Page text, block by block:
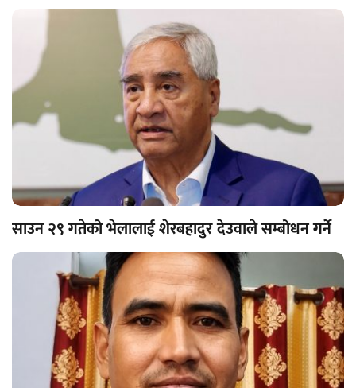
साउन २९ गतेको भेलालाई शेरबहादुर देउवाले सम्बोधन गर्ने